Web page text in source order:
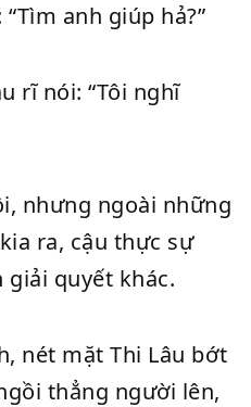
anh giúp hả?”
rĩ nói: “Tôi nghĩ
nhưng ngoài những
ra, cậu thực sự
quyết khác.
nét mặt Thi Lâu bớt
thẳng người lên,